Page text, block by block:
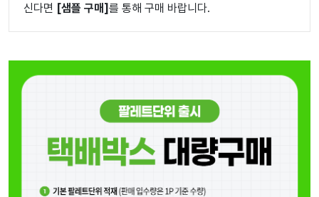
신다면 [샘플 구매]를 통해 구매 바랍니다.